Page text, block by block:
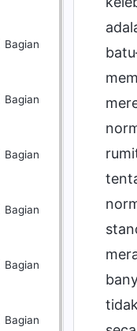
Bagian
Bagian
Bagian
Bagian
Bagian
Bagian